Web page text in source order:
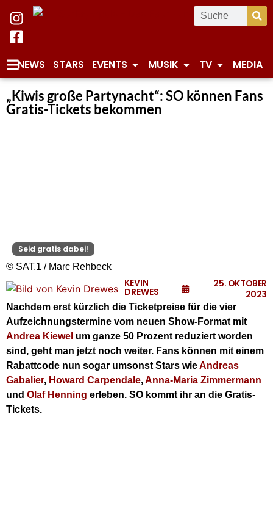
NEWS STARS EVENTS MUSIK TV MEDIA
„Kiwis große Partynacht“: SO können Fans
Gratis-Tickets bekommen
Seid gratis dabei!
© SAT.1 / Marc Rehbeck
KEVIN
DREWES
25. OKTOBER
2023
Nachdem erst kürzlich die Ticketpreise für die vier
Aufzeichnungstermine vom neuen Show-Format mit
Andrea Kiewel um ganze 50 Prozent reduziert worden
sind, geht man jetzt noch weiter. Fans können mit einem
Rabattcode nun sogar umsonst Stars wieAndreas
Gabalier, Howard Carpendale,Anna-Maria Zimmermann
und Olaf Henning erleben. SO kommt ihr an die Gratis-
Tickets.